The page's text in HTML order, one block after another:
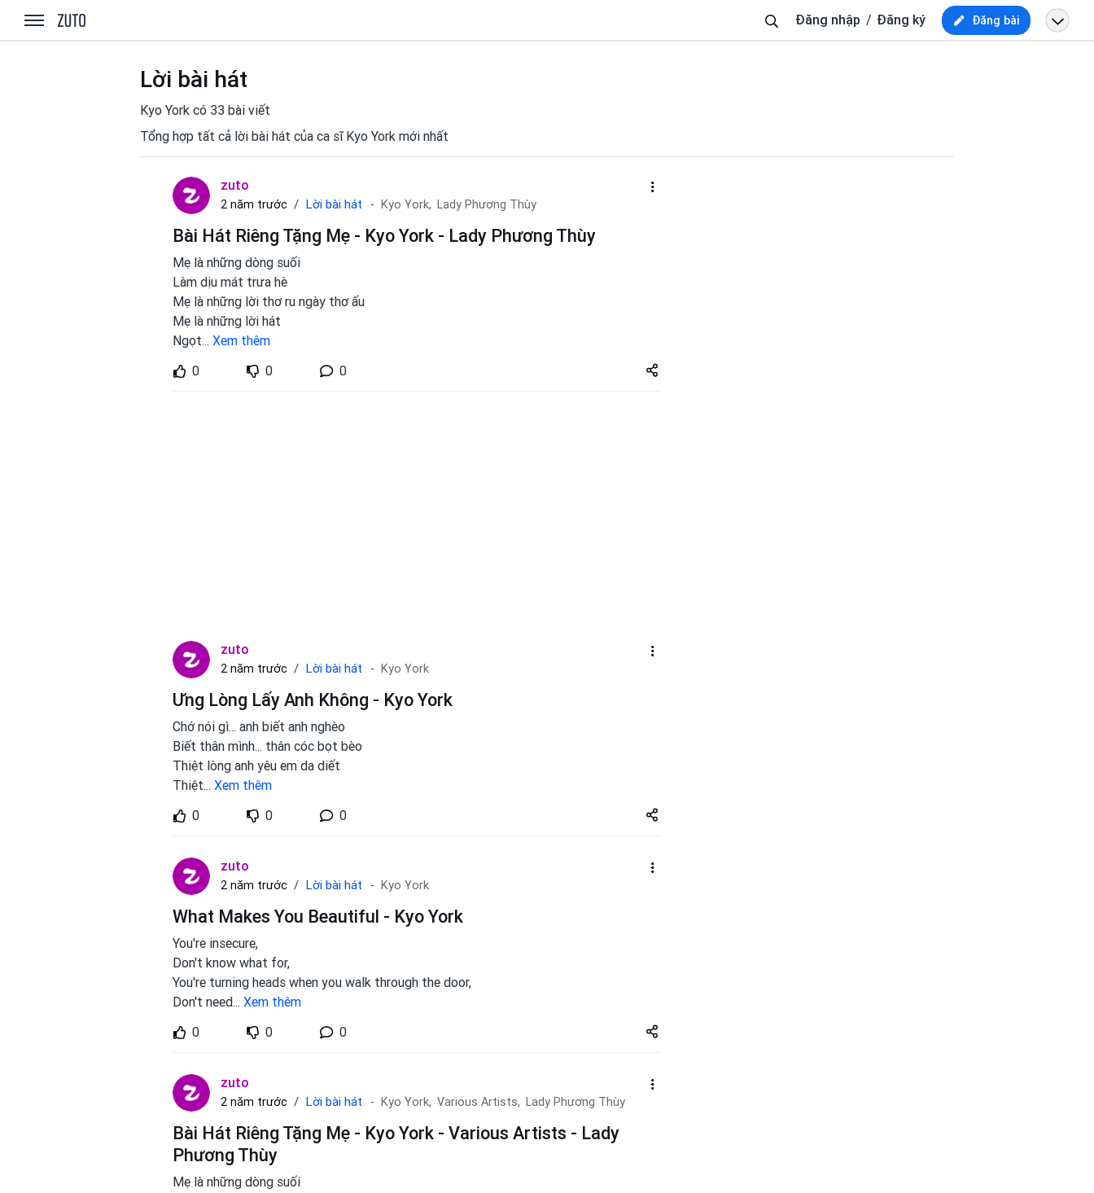
zuto.vn
kiếm
Đăng nhập Đăng ký Đăng bài
Lời bài hát
Kyo York có 33 bài viết
Tổng hợp tất cả lời bài hát của ca sĩ Kyo York mới nhất
zuto
2 năm trước Lời bài hát Kyo York, Lady Phương Thùy
Bài Hát Riêng Tặng Mẹ - Kyo York - Lady Phương Thùy
Mẹ là những dòng suối
Làm dịu mát trưa hè
Mẹ là những lời thơ ru ngày thơ ấu
Mẹ là những lời hát
Ngọt... Xem thêm
0
0 0
Share
zuto.vn
zuto
2 năm trước Lời bài hát Kyo York
Ưng Lòng Lấy Anh Không - Kyo York
Chớ nói gì... anh biết anh nghèo
Biết thân mình... thân cóc bọt bèo
Thiệt lòng anh yêu em da diết
Thiệt... Xem thêm
0
0 0
Share
zuto.vn
zuto
2 năm trước Lời bài hát Kyo York
What Makes You Beautiful - Kyo York
You're insecure,
Don't know what for,
You're turning heads when you walk through the door,
Don't need... Xem thêm
0
0 0
Share
zuto.vn
zuto
2 năm trước Lời bài hát Kyo York, Various Artists, Lady Phương Thùy
Bài Hát Riêng Tặng Mẹ - Kyo York - Various Artists - Lady
Phương Thùy
Mẹ là những dòng suối